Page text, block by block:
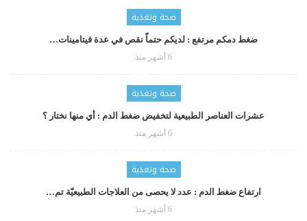
صحة وتغذية
ضغط دمكم مرتفع : لديكم حتماّ نقص في عدة فيتامينات…
6 أشهر منذ
صحة وتغذية
عشرات العناصر الطبيعية لتخفيض ضغط الدم : أي منها نختار ؟
6 أشهر منذ
صحة وتغذية
ارتفاع ضغط الدم : عدد لا يحصى من العلاجات الطبيعيّة تم…
6 أشهر منذ